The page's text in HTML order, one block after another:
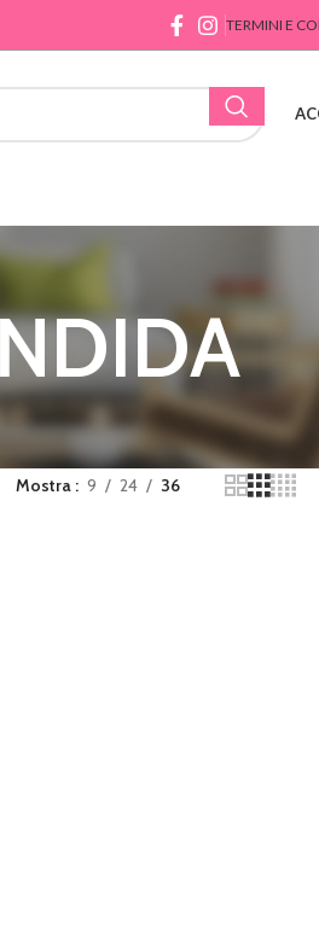
TERMINI E
Mostra 9 24 36